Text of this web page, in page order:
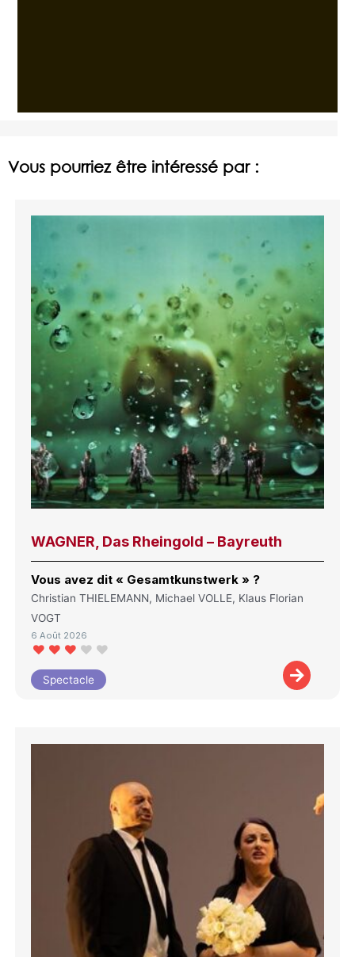
Vous pourriez être intéressé par :
WAGNER, Das Rheingold – Bayreuth
Vous avez dit « Gesamtkunstwerk » ?
Christian THIELEMANN, Michael VOLLE, Klaus Florian
VOGT
6 Août 2026
Spectacle